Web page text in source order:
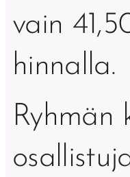
vain
hinnalla.
Ryhmän